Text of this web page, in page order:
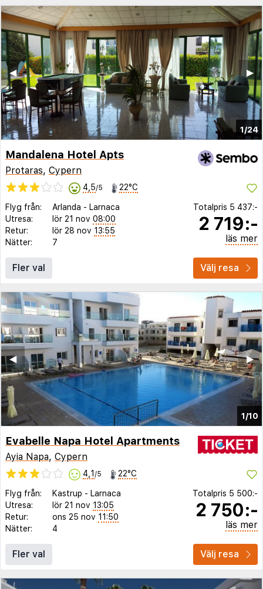
1/24
▶︎
◀︎
Mandalena Hotel Apts
Protaras, Cypern
4,5/5 22°C
Flyg från: Arlanda - Larnaca
Utresa:
lör 21 nov 08:00
Retur:
lör 28 nov 13:55
Nätter:
7
Totalpris 5 437:-
2 719:-
läs mer
Fler val Välj resa
1/10
▶︎
◀︎
Evabelle Napa Hotel Apartments
Ayia Napa, Cypern
4,1 /5 22°C
Flyg från: Kastrup - Larnaca
Utresa:
lör 21 nov 13:05
Retur:
ons 25 nov 11:50
Nätter:
4
Totalpris 5 500:-
2 750:-
läs mer
Fler val Välj resa